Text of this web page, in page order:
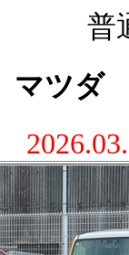
普
マツ